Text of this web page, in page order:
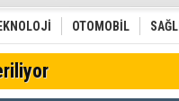
Meydanı açılıyor
Dönemi Resmen Başladı
İlçe Danışma Meclisi
Yönetim Kurulları İstanbul'da
kurtardılar
OTOMOBİL